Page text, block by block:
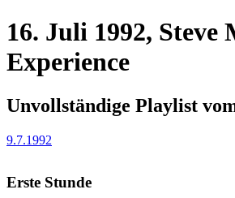
16. Juli 1992, Steve
Experience
Unvollständige Playlist
9.7.1992
Erste Stunde